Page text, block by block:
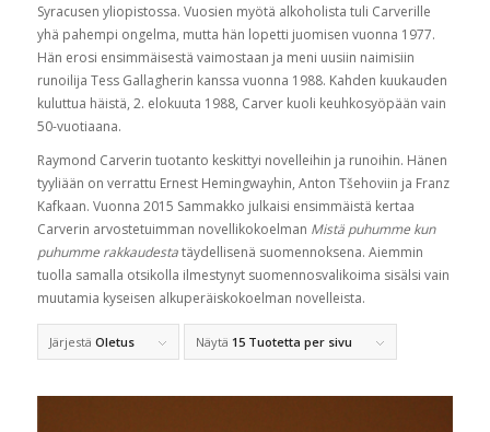
Syracusen yliopistossa. Vuosien myötä alkoholista tuli Carverille
yhä pahempi ongelma, mutta hän lopetti juomisen vuonna 1977.
Hän erosi ensimmäisestä vaimostaan ja meni uusiin naimisiin
runoilija Tess Gallagherin kanssa vuonna 1988. Kahden kuukauden
kuluttua häistä, 2. elokuuta 1988, Carver kuoli keuhkosyöpään vain
50-vuotiaana.
Raymond Carverin tuotanto keskittyi novelleihin ja runoihin. Hänen
tyyliään on verrattu Ernest Hemingwayhin, Anton Tšehoviin ja Franz
Kafkaan. Vuonna 2015 Sammakko julkaisi ensimmäistä kertaa
Carverin arvostetuimman novellikokoelman Mistä puhumme kun
puhumme rakkaudestatäydellisenä suomennoksena. Aiemmin
tuolla samalla otsikolla ilmestynyt suomennosvalikoima sisälsi vain
muutamia kyseisen alkuperäiskokoelman novelleista.
Järjestä Oletus Näytä 15 Tuotetta per sivu